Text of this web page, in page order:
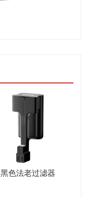
黑色法老过滤器